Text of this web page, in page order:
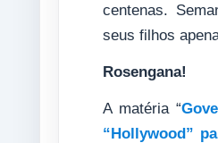
centenas.
seus filhos
Rosengana!
A matéria “
“Hollywood”